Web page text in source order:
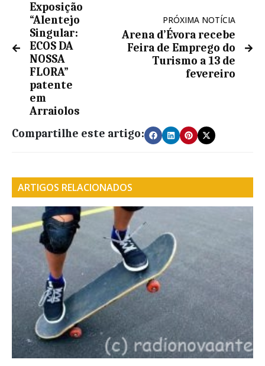
Exposição
“Alentejo
Singular:
ECOS DA
NOSSA
FLORA”
patente
em
Arraiolos
PRÓXIMA NOTÍCIA
Arena d’Évora recebe
Feira de Emprego do
Turismo a 13 de
fevereiro
Compartilhe este artigo:
ARTIGOS RELACIONADOS